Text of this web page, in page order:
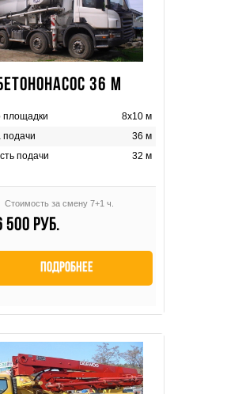
36 М
площадки
8х10 м
подачи
36 м
подачи
32 м
Стоимость за смену 7+1 ч.
500 руб.
Подробнее